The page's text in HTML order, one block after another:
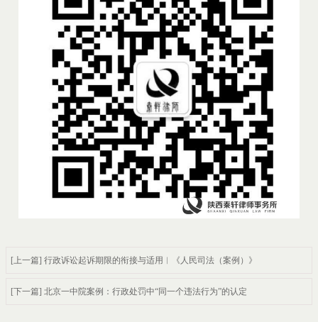
[上一篇] 行政诉讼起诉期限的衔接与适用︱《人民司法（案例）》​
[下一篇] 北京一中院案例：行政处罚中“同一个违法行为”的认定